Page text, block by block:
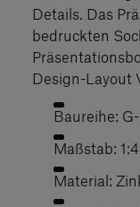
Details. Das
bedruckten
Design-Layout
Baureihe:
Maßstab:
Material: